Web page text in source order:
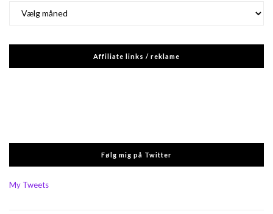
Affiliate links / reklame
Følg mig på Twitter
My Tweets